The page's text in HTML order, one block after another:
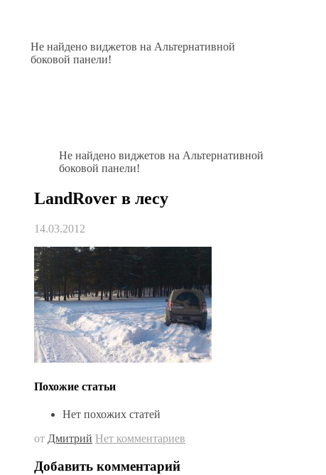
Не найдено виджетов на Альтернативной
боковой панели!
Не найдено виджетов на Альтернативной
боковой панели!
LandRover в лесу
14.03.2012
Похожие статьи
Нет похожих статей
от Дмитрий Нет комментариев
Добавить комментарий